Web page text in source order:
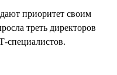
приоритет своим
треть директоров
специалистов.